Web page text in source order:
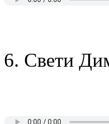
6. Свети